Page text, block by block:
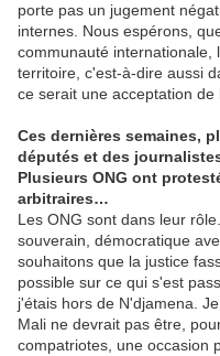
porte pas un jugement
internes. Nous espérons,
communauté internationale,
territoire, c'est-à-dire aussi
ce serait une acceptation de
Ces dernières semaines,
députés et des
Plusieurs ONG ont
arbitraires…
Les ONG sont dans leur
souverain, démocratique
souhaitons que la justice
possible sur ce qui s'est
j'étais hors de N'djamena.
Mali ne devrait pas être,
compatriotes, une occasion